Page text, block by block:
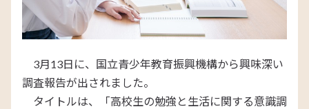
3月13日に、国立青少年教育振興機構から興味深い
調査報告が出されました。
タイトルは、「高校生の勉強と生活に関する意識調